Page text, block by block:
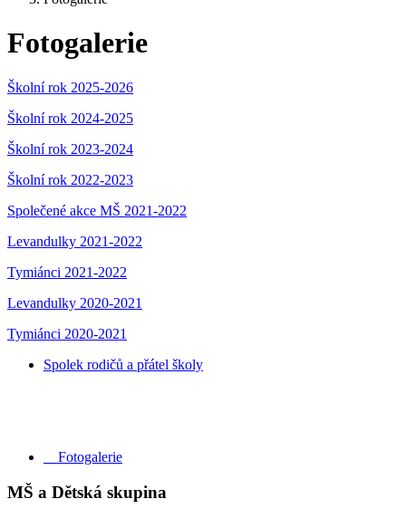
Fotogalerie
Školní rok 2025-2026
Školní rok 2024-2025
Školní rok 2023-2024
Školní rok 2022-2023
Společené akce MŠ 2021-2022
Levandulky 2021-2022
Tymiánci 2021-2022
Levandulky 2020-2021
Tymiánci 2020-2021
Spolek rodičů a přátel školy
Fotogalerie
MŠ a Dětská skupina